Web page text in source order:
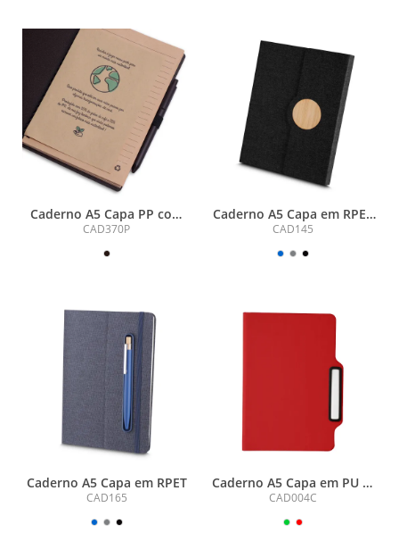
Caderno A5 Capa PP com
Caneta
CAD370P
Caderno A5 Capa em RPET
e Detalhe em Bambu
CAD145
Caderno A5 Capa em RPET
CAD165
Caderno A5 Capa em PU c/
Caneta
CAD004C